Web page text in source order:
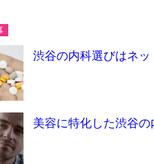
渋谷の内科選びはネッ
美容に特化した渋谷の